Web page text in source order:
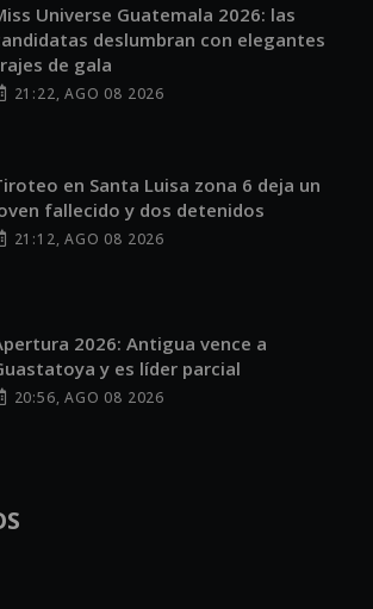
Universe Guatemala 2026: las
deslumbran con elegantes
de gala
21:22, AGO 08 2026
en Santa Luisa zona 6 deja un
fallecido y dos detenidos
21:12, AGO 08 2026
2026: Antigua vence a
y es líder parcial
20:56, AGO 08 2026